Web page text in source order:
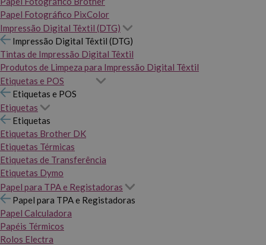
Papel Fotográfico PixColor
Impressão Digital Têxtil (DTG)
Impressão Digital Têxtil (DTG)
Tintas de Impressão Digital Têxtil
Produtos de Limpeza para Impressão Digital Têxtil
Etiquetas e POS
Etiquetas e POS
Etiquetas
Etiquetas
Etiquetas Brother DK
Etiquetas Térmicas
Etiquetas de Transferência
Etiquetas Dymo
Papel para TPA e Registadoras
Papel para TPA e Registadoras
Papel Calculadora
Papéis Térmicos
Rolos Electra